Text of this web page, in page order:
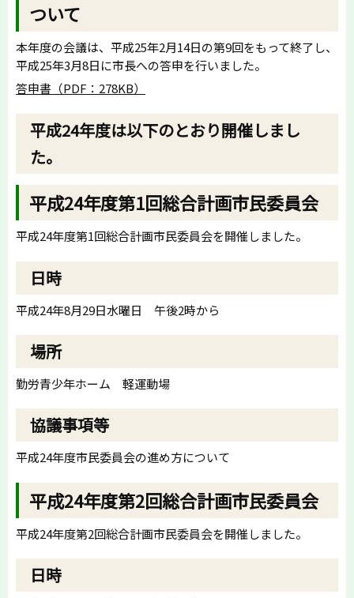
ついて
本年度の会議は、平成25年2月14日の第9回をもって終了し、
平成25年3月8日に市長への答申を行いました。
答申書（PDF：278KB）
平成24年度は以下のとおり開催しまし
た。
平成24年度第1回総合計画市民委員会
平成24年度第1回総合計画市民委員会を開催しました。
日時
平成24年8月29日水曜日 午後2時から
場所
勤労青少年ホーム 軽運動場
協議事項等
平成24年度市民委員会の進め方について
平成24年度第2回総合計画市民委員会
平成24年度第2回総合計画市民委員会を開催しました。
日時